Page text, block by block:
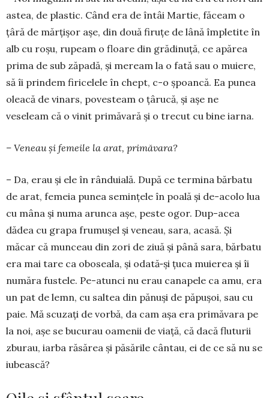
astea, de plastic. Când era de întâi Martie, făceam o
țâră de mărțișor așe, din două firuțe de lână împletite în
alb cu roșu, rupeam o floare din grădinuță, ce apărea
prima de sub zăpadă, și meream la o fată sau o muiere,
să îi prindem firicelele în chept, c-o șpoancă. Ea punea
oleacă de vinars, povesteam o țârucă, și așe ne
veseleam că o vinit primăvară și o trecut cu bine iarna.
– Veneau și femeile la arat, primăvara?
– Da, erau și ele în rânduială. După ce termina bărbatu
de arat, femeia punea semințele în poală și de-acolo lua
cu mâna și numa arunca așe, peste ogor. Dup-acea
dădea cu grapa frumușel și veneau, sara, acasă. Și
măcar că munceau din zori de ziuă și până sara, bărbatu
era mai tare ca oboseala, și odată‑și țuca muierea și îi
număra fustele. Pe-atunci nu erau canapele ca amu, era
un pat de lemn, cu saltea din pănuși de păpușoi, sau cu
paie. Mă scuzați de vorbă, da cam așa era primăvara pe
la noi, așe se bucurau oamenii de viață, că dacă fluturii
zburau, iarba răsărea și păsările cântau, ei de ce să nu se
iubească?